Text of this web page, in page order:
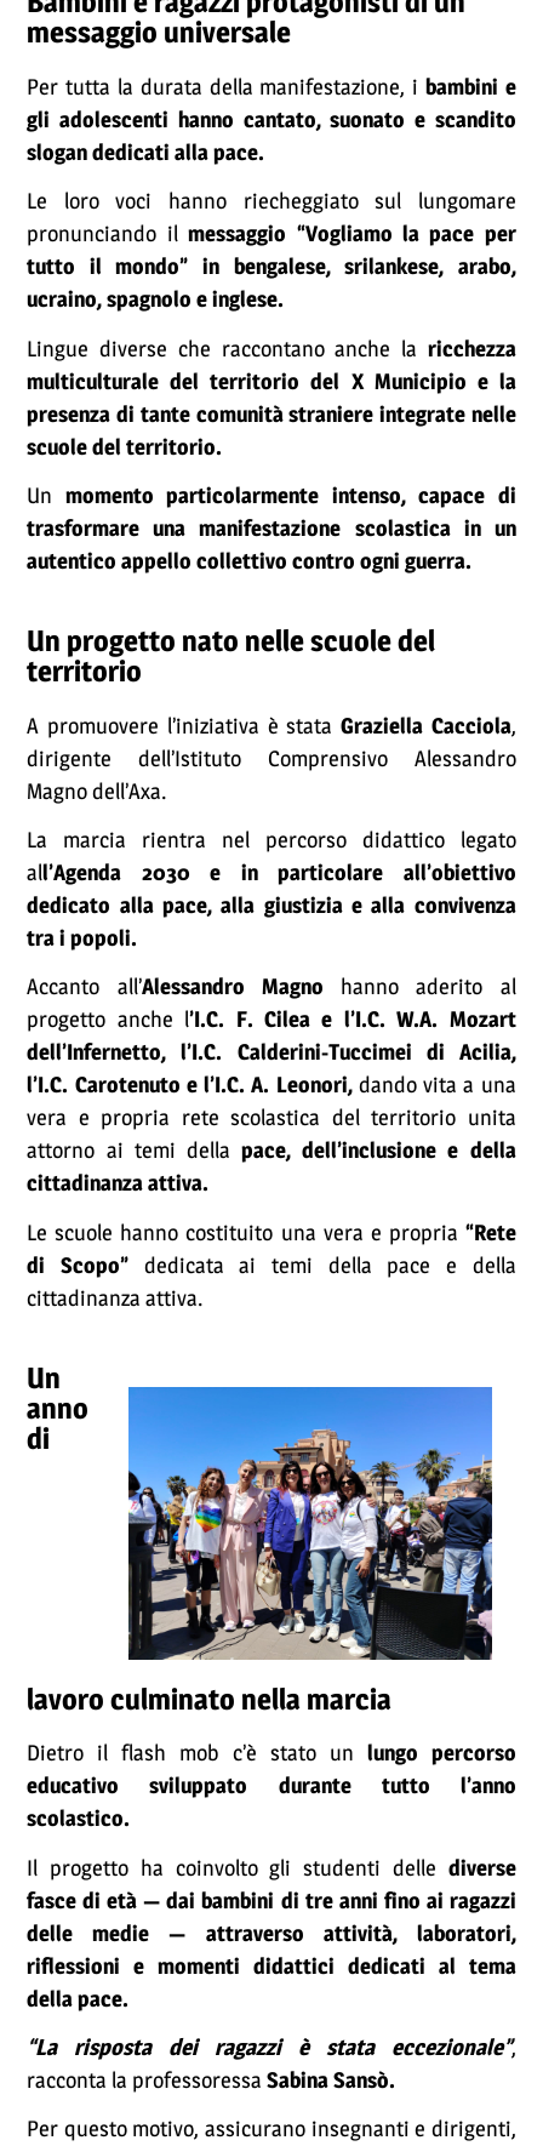
messaggio universale
Per tutta la durata della manifestazione, i bambini e
gli adolescenti hanno cantato, suonato e scandito
slogan dedicati alla pace.
Le loro voci hanno riecheggiato sul lungomare
pronunciando ilmessaggio “Vogliamo la pace per
tutto il mondo” in bengalese, srilankese, arabo,
ucraino, spagnolo e inglese.
Lingue diverse che raccontano anche la ricchezza
multiculturale del territorio del X Municipio e la
presenza di tante comunità straniere integrate nelle
scuole del territorio.
Un momento particolarmente intenso, capace di
trasformare una manifestazione scolastica in un
autentico appello collettivo contro ogni guerra.
Un progetto nato nelle scuole del
territorio
A promuovere l’iniziativa è stata Graziella Cacciola,
dirigente dell’Istituto Comprensivo Alessandro
Magno dell’Axa.
La marcia rientra nel percorso didattico legato
all’Agenda 2030 e in particolare all’obiettivo
dedicato alla pace, alla giustizia e alla convivenza
tra i popoli.
Accanto all’Alessandro Magno hanno aderito al
progetto anche l’I.C. F. Cilea e l’I.C. W.A. Mozart
dell’Infernetto, l’I.C. Calderini-Tuccimei di Acilia,
l’I.C. Carotenuto e l’I.C. A. Leonori, dando vita a una
vera e propria rete scolastica del territorio unita
attorno ai temi della pace, dell’inclusione e della
cittadinanza attiva.
Le scuole hanno costituito una vera e propria “Rete
di Scopo” dedicata ai temi della pace e della
cittadinanza attiva.
Un
anno
di
lavoro culminato nella marcia
Dietro il flash mob c’è stato un lungo percorso
educativo sviluppato durante tutto l’anno
scolastico.
Il progetto ha coinvolto gli studenti delle diverse
fasce di età — dai bambini di tre anni fino ai ragazzi
delle medie — attraverso attività, laboratori,
riflessioni e momenti didattici dedicati al tema
della pace.
“La risposta dei ragazzi è stata eccezionale”,
racconta la professoressaSabina Sansò.
Per questo motivo, assicurano insegnanti e dirigenti,